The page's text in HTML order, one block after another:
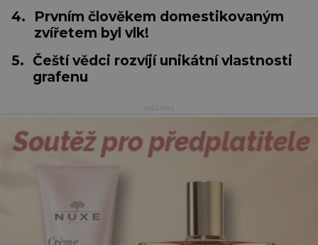
4.
Prvním člověkem domestikovaným
zvířetem byl vlk!
5. Čeští vědci rozvíjí unikátní vlastnosti
grafenu